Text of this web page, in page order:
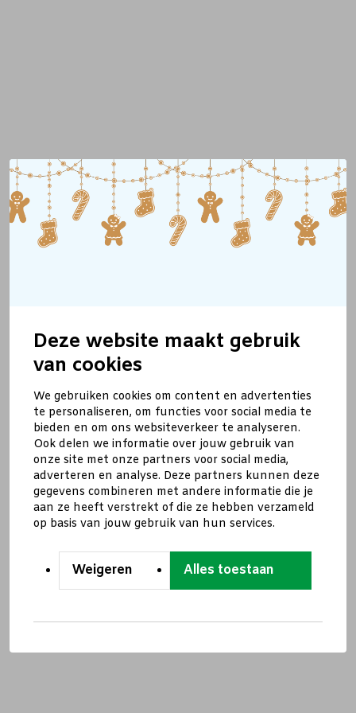
Deze website maakt gebruik
van cookies
We gebruiken cookies om content en advertenties
te personaliseren, om functies voor social media te
bieden en om ons websiteverkeer te analyseren.
Ook delen we informatie over jouw gebruik van
onze site met onze partners voor social media,
adverteren en analyse. Deze partners kunnen deze
gegevens combineren met andere informatie die je
aan ze heeft verstrekt of die ze hebben verzameld
op basis van jouw gebruik van hun services.
Weigeren Alles toestaan